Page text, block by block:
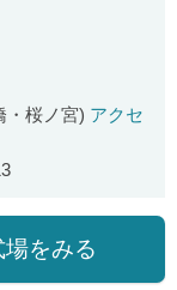
・桜ノ宮) アクセ
場をみる